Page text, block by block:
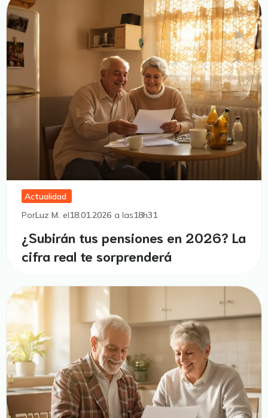
Actualidad
PorLuz M. el18.01.2026 a las18h31
¿Subirán tus pensiones en 2026? La
cifra real te sorprenderá